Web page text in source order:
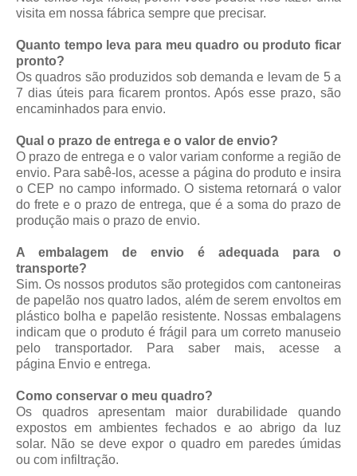
visita em nossa fábrica sempre que precisar.
Quanto tempo leva para meu quadro ou produto ficar
pronto?
Os quadros são produzidos sob demanda e levam de 5 a
7 dias úteis para ficarem prontos. Após esse prazo, são
encaminhados para envio.
Qual o prazo de entrega e o valor de envio?
O prazo de entrega e o valor variam conforme a região de
envio. Para sabê-los, acesse a página do produto e insira
o CEP no campo informado. O sistema retornará o valor
do frete e o prazo de entrega, que é a soma do prazo de
produção mais o prazo de envio.
A embalagem de envio é adequada para o
transporte?
Sim. Os nossos produtos são protegidos com cantoneiras
de papelão nos quatro lados, além de serem envoltos em
plástico bolha e papelão resistente. Nossas embalagens
indicam que o produto é frágil para um correto manuseio
pelo transportador. Para saber mais, acesse a
página Envio e entrega.
Como conservar o meu quadro?
Os quadros apresentam maior durabilidade quando
expostos em ambientes fechados e ao abrigo da luz
solar. Não se deve expor o quadro em paredes úmidas
ou com infiltração.